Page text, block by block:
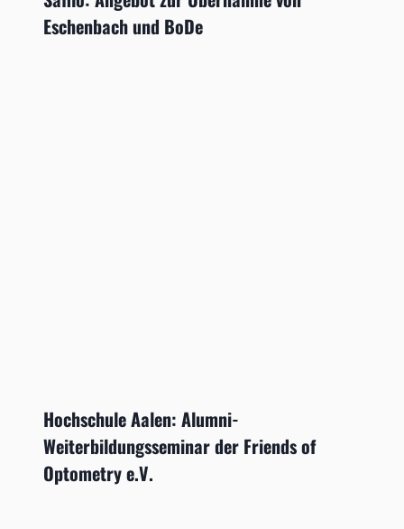
Eschenbach und BoDe
Hochschule Aalen: Alumni-
Weiterbildungsseminar der Friends of
Optometry e.V.